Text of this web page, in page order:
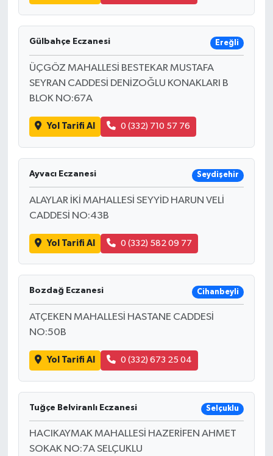
Gülbahçe Eczanesi Ereğli
ÜÇGÖZ MAHALLESİ BESTEKAR MUSTAFA
SEYRAN CADDESİ DENİZOĞLU KONAKLARI B
BLOK NO:67A
Yol Tarifi Al 0 (332) 710 57 76
Ayvacı Eczanesi Seydişehir
ALAYLAR İKİ MAHALLESİ SEYYİD HARUN VELİ
CADDESİ NO:43B
Yol Tarifi Al 0 (332) 582 09 77
Bozdağ Eczanesi Cihanbeyli
ATÇEKEN MAHALLESİ HASTANE CADDESİ
NO:50B
Yol Tarifi Al 0 (332) 673 25 04
Tuğçe Belviranlı Eczanesi Selçuklu
HACIKAYMAK MAHALLESİ HAZERİFEN AHMET
SOKAK NO:7A SELÇUKLU